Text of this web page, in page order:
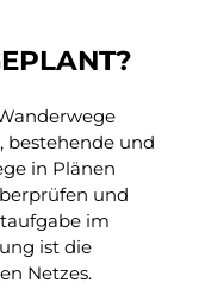
bestehende und
in Plänen
und
im
ist die
Netzes.